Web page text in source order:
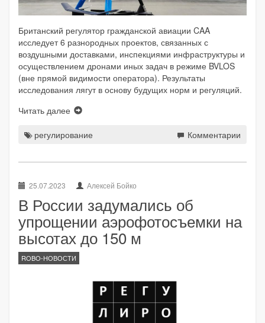
Британский регулятор гражданской авиации CAA
исследует 6 разнородных проектов, связанных с
воздушными доставками, инспекциями инфраструктуры и
осуществлением дронами иных задач в режиме BVLOS
(вне прямой видимости оператора). Результаты
исследования лягут в основу будущих норм и регуляций.
Читать далее
регулирование Комментарии
25.07.2023 Алексей Бойко
В России задумались об
упрощении аэрофотосъемки на
высотах до 150 м
ROBO-НОВОСТИ